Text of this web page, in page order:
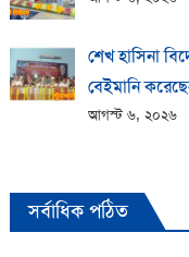
শেখ হাসিনা
বেইমানি
আগস্ট ৬, ২০২৬
সর্বাধিক পঠিত